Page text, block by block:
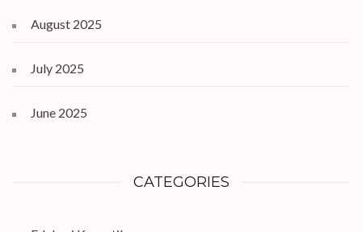
August 2025
July 2025
June 2025
CATEGORIES